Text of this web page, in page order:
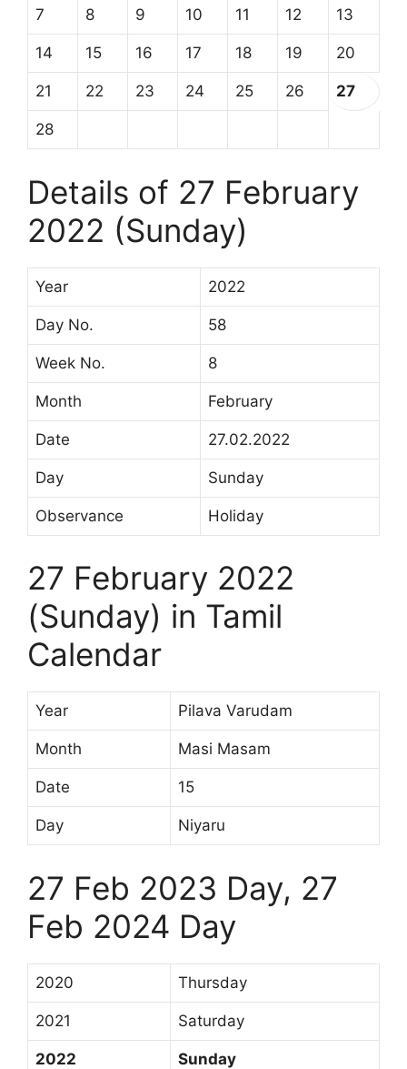
7 8 9 10 11 12 13
14 15 16 17 18 19 20
21 22 23 24 25 26 27
28
Details of 27 February
2022 (Sunday)
Year 2022
Day No. 58
Week No. 8
Month February
Date 27.02.2022
Day Sunday
Observance Holiday
27 February 2022
(Sunday) in Tamil
Calendar
Year Pilava Varudam
Month Masi Masam
Date 15
Day Niyaru
27 Feb 2023 Day, 27
Feb 2024 Day
2020 Thursday
2021 Saturday
2022 Sunday